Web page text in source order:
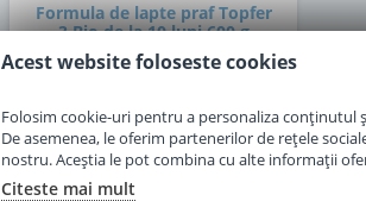
Formula de lapte praf Topfer
3 Bio de la 10 luni 600 g
69
Acest website foloseste cookies
Folosim cookie-uri pentru a personaliza conținutul
De asemenea, le oferim partenerilor de rețele
nostru. Aceștia le pot combina cu alte informații
Citeste mai mult